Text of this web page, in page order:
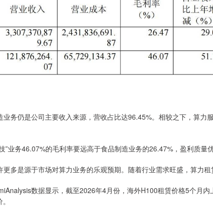
业务仍是公司主要收入来源，营收占比达96.45%。相较之下，算力
”业务46.07%的毛利率要远高于食品制造业务的26.47%，盈利质量优
多是源于市场对算力业务的乐观预期。随着行业需求旺盛，算力租
数据显示，截至2026年4月份，海外H100租赁价格5个月